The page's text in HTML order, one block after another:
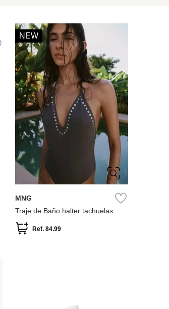
NEW
M
S
MNG
Traje de Baño halter tachuelas
Ref. 84.99